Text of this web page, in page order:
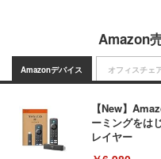
Amazon
Amazonデバイス
【New】
ーミングをは
レイヤー
オフィスチェ